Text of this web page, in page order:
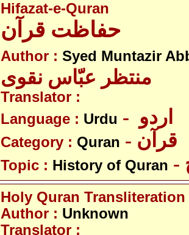
Hifazat-e-Quran
حفاظت قرآن
Author : Syed Muntazir
منتظر عبّاس نقوی
Translator :
Language : Urdu
Category : Quran - قرآن
Topic : History of Quran
Holy Quran Transliteration
Author : Unknown
Translator :